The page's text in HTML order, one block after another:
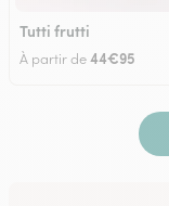
Tutti frutti
À partir de44€95